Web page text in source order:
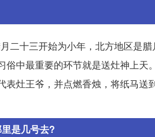
二十三开始为小年，北方地区是
中最重要的环节就是送灶神上天
灶王爷，并点燃香烛，将纸马送
是几号去?